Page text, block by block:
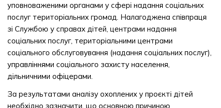
уповноваженими органами у сфері надання соціальних
послуг територіальних громад. Налагоджена співпраця
зі Службою у справах дітей, центрами надання
соціальних послуг, територіальними центрами
соціального обслуговування (надання соціальних послуг),
управліннями соціального захисту населення,
дільничними офіцерами.
За результатами аналізу охоплених у проєкті дітей
необхідно зазначити, що основною причиною